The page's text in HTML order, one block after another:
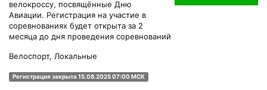
велокроссу, посвящённые Дню
Авиации. Регистрация на участие в
соревнованиях будет открыта за 2
месяца до дня проведения соревнований
Велоспорт, Локальные
Регистрация закрыта 15.08.2025 07:00 МСК